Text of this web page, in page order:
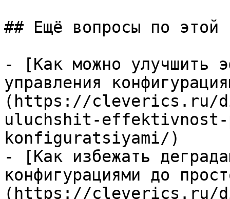
## Ещё вопросы по этой
- [Как можно улучшить
управления
(https://cleverics.ru/
uluchshit-effektivnost-
konfiguratsiyami/)
- [Как избежать
конфигурациями до
(https://cleverics.ru/